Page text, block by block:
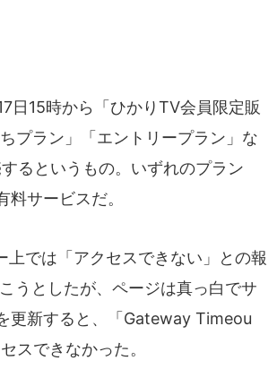
日15時から「ひかりTV会員限定販
プラン」「エントリープラン」な
るというもの。いずれのプラン
サービスだ。
では「アクセスできない」との報
うとしたが、ページは真っ白でサ
更新すると、「Gateway Timeou
スできなかった。